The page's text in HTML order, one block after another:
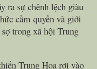
sự chênh lệch giàu
cầm quyền và giới
trong xã hội Trung
Trung Hoa rơi vào